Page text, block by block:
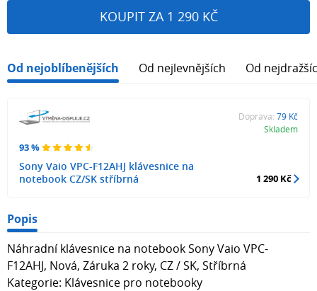
KOUPIT ZA 1 290 KČ
Od nejoblíbenějších Od nejlevnějších Od
93 %
Sony Vaio VPC-F12AHJ klávesnice na
notebook CZ/SK stříbrná
Doprava: 79 Kč
Skladem
1 290 Kč
Popis
Náhradní klávesnice na notebook Sony Vaio VPC-
F12AHJ, Nová, Záruka 2 roky, CZ / SK, Stříbrná
Kategorie: Klávesnice pro notebooky